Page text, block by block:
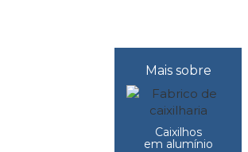
Mais sobre
Caixilhos
em alumínio